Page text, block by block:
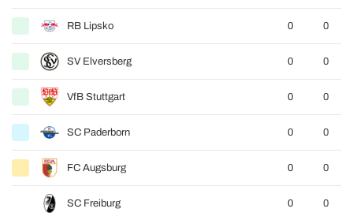
RB Lipsko 0 0
SV Elversberg 0 0
VfB Stuttgart 0 0
SC Paderborn 0 0
FC Augsburg 0 0
SC Freiburg 0 0